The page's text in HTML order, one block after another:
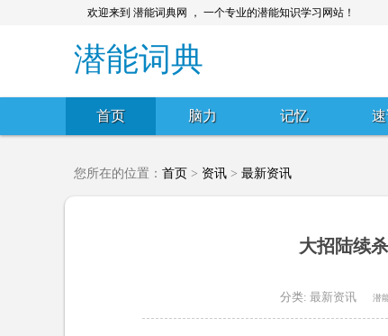
欢迎来到 潜能词典网 ， 一个专业的潜能知识学习网站！
潜能词典
首页 脑力 记忆
您所在的位置： 首页 > 资讯 > 最新资讯
大招陆续
分类: 最新资讯 潜